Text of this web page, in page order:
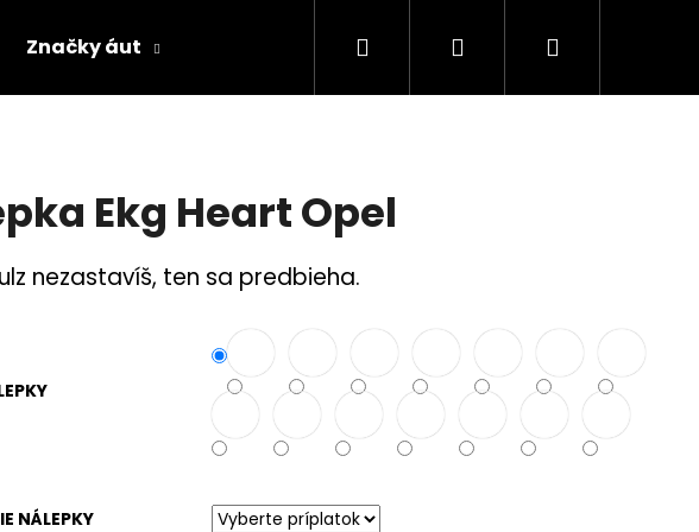
Značky áut Rodina a bezpečnosť
Hľadať PrihlásenieNákupný
Ekg Heart Opel
nezastavíš, ten sa predbieha.
NÁLEPKY